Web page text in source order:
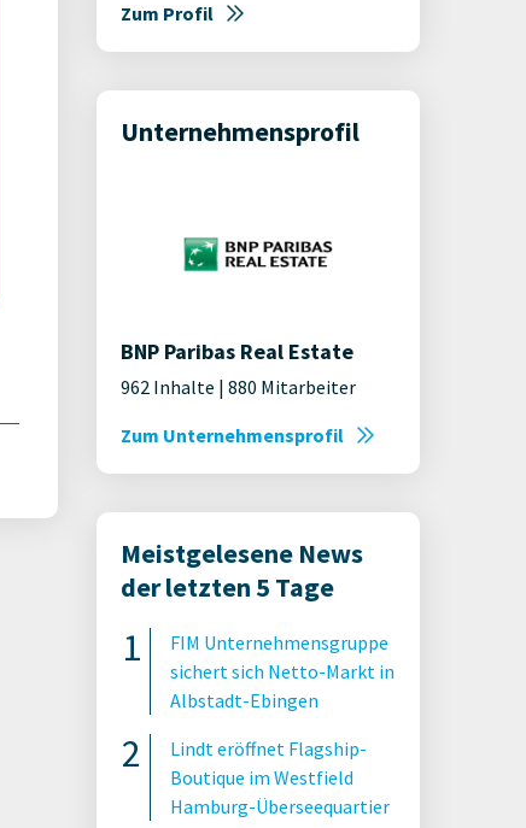
Zum Profil
Unternehmensprofil
BNP Paribas Real Estate
962 Inhalte | 880 Mitarbeiter
Zum Unternehmensprofil
Meistgelesene News
der letzten 5 Tage
FIM Unternehmensgruppe
sichert sich Netto-Markt in
Albstadt-Ebingen
Lindt eröffnet Flagship-
Boutique im Westfield
Hamburg-Überseequartier